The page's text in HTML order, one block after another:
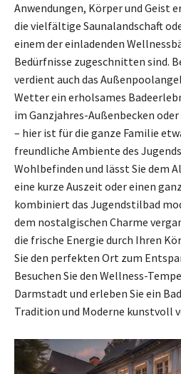
Anwendungen, Körper und Geist
die vielfältige Saunalandschaft
einem der einladenden
Bedürfnisse zugeschnitten sind.
verdient auch das
Wetter ein erholsames
im Ganzjahres-Außenbecken
– hier ist für die ganze Familie
freundliche Ambiente des
Wohlbefinden und lässt Sie dem
eine kurze Auszeit oder einen
kombiniert das Jugendstilbad
dem nostalgischen Charme
die frische Energie durch Ihren
Sie den perfekten Ort zum
Besuchen Sie den Wellness-
Darmstadt und erleben Sie ein
Tradition und Moderne kunstvoll